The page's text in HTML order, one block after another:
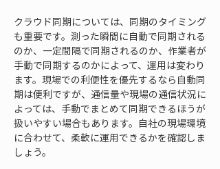
クラウド同期については、同期のタイミング
も重要です。測った瞬間に自動で同期される
のか、一定間隔で同期されるのか、作業者が
手動で同期するのかによって、運用は変わり
ます。現場での利便性を優先するなら自動同
期は便利ですが、通信量や現場の通信状況に
よっては、手動でまとめて同期できるほうが
扱いやすい場合もあります。自社の現場環境
に合わせて、柔軟に運用できるかを確認しま
しょう。